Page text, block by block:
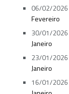
06/02/2026
Fevereiro
30/01/2026
Janeiro
23/01/2026
Janeiro
16/01/2026